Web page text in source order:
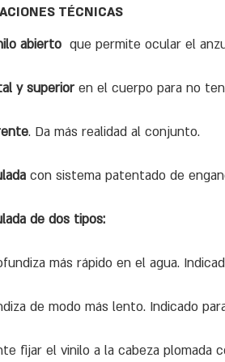
TÉCNICAS
abierto que permite ocular el
y superior en el cuerpo para no
. Da más realidad al conjunto.
con sistema patentado de
de dos tipos:
más rápido en el agua.
de modo más lento. Indicado
fijar el vinilo a la cabeza plomada